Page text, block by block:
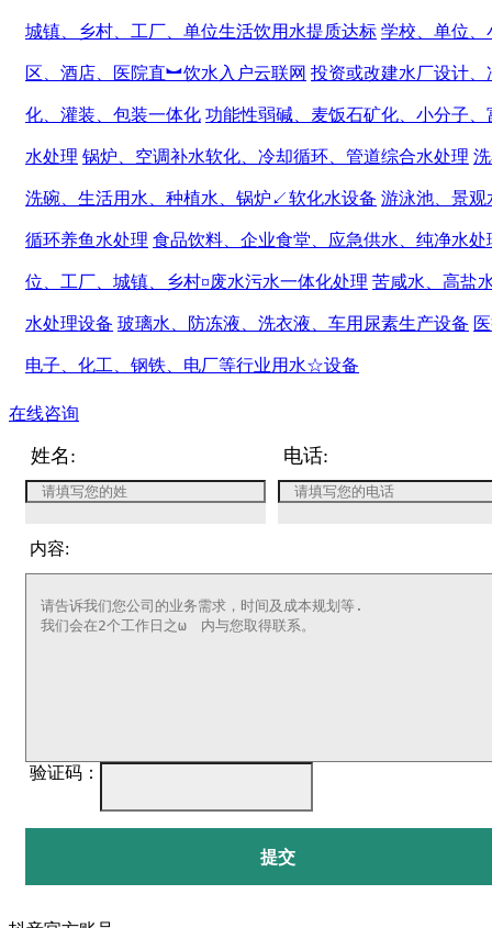
城镇、乡村、工厂、单位生活饮用水提质达标 学校、单位、
区、酒店、医院直︼饮水入户云联网 投资或改建水厂设计、
化、灌装、包装一体化 功能性弱碱、麦饭石矿化、小分子、
水处理 锅炉、空调补水软化、冷却循环、管道综合水处理
洗碗、生活用水、种植水、锅炉↙软化水设备 游泳池、景观
循环养鱼水处理 食品饮料、企业食堂、应急供水、纯净水处
位、工厂、城镇、乡村¤废水污水一体化处理 苦咸水、高盐
水处理设备 玻璃水、防冻液、洗衣液、车用尿素生产设备
电子、化工、钢铁、电厂等行业用水☆设备
在线咨询
姓名: 电话:
内容:
验证码：
提交